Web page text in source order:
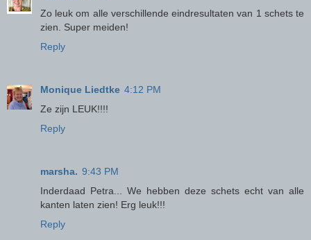
Zo leuk om alle verschillende eindresultaten van 1 schets te
zien. Super meiden!
Reply
Monique Liedtke 4:12 PM
Ze zijn LEUK!!!!
Reply
marsha. 9:43 PM
Inderdaad Petra... We hebben deze schets echt van alle
kanten laten zien! Erg leuk!!!
Reply